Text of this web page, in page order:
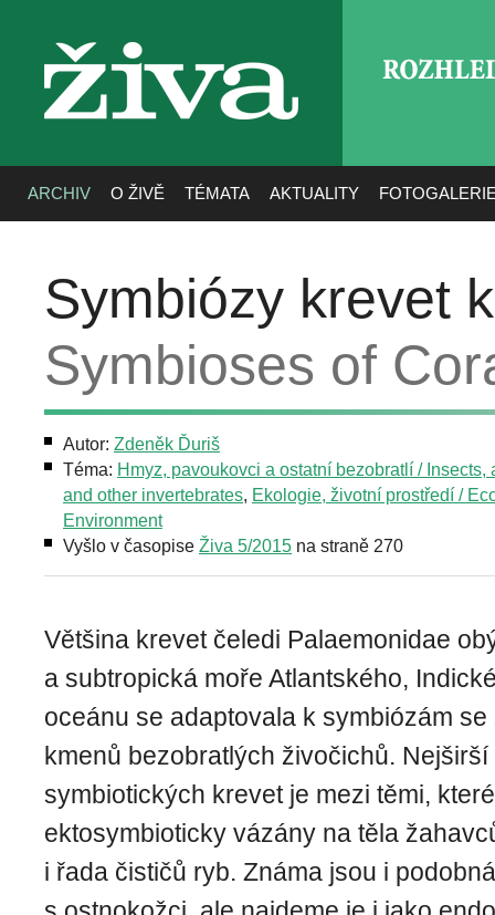
živa
ARCHIV O ŽIVĚ TÉMATA AKTUALITY
Symbiózy krevet
Symbioses of
Autor: Zdeněk Ďuriš
Téma: Hmyz, pavoukovci a ostatní bezobratlí / Insects,
and other invertebrates, Ekologie, životní prostředí /
Environment
Vyšlo v časopise Živa 5/2015 na straně 270
Většina krevet čeledi Palaemonidae
a subtropická moře Atlantského,
oceánu se adaptovala k symbiózám
kmenů bezobratlých živočichů.
symbiotických krevet je mezi těmi,
ektosymbioticky vázány na těla
i řada čističů ryb. Známa jsou i